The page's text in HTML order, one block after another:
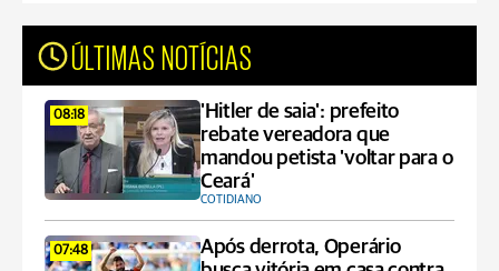
ÚLTIMAS NOTÍCIAS
08:18
'Hitler de saia': prefeito
rebate vereadora que
mandou petista 'voltar para o
Ceará'
COTIDIANO
07:48
Após derrota, Operário